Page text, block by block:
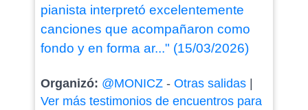
pianista interpretó excelentemente
canciones que acompañaron como
fondo y en forma ar..." (15/03/2026)
Organizó: @MONICZ- Otras salidas|
Ver más testimonios de encuentros para